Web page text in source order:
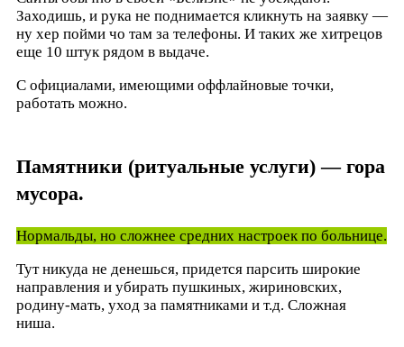
Заходишь, и рука не поднимается кликнуть на заявку —
ну хер пойми чо там за телефоны. И таких же хитрецов
еще 10 штук рядом в выдаче.
С официалами, имеющими оффлайновые точки,
работать можно.
Памятники (ритуальные услуги) — гора
мусора.
Нормальды, но сложнее средних настроек по больнице.
Тут никуда не денешься, придется парсить широкие
направления и убирать пушкиных, жириновских,
родину-мать, уход за памятниками и т.д. Сложная
ниша.